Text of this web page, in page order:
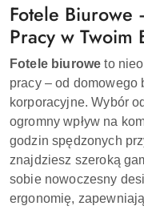
Fotele Biurowe
Pracy w Twoim
Fotele biurowe to
pracy – od domowego
korporacyjne. Wybór
ogromny wpływ na
godzin spędzonych
znajdziesz szeroką
sobie nowoczesny
ergonomię,